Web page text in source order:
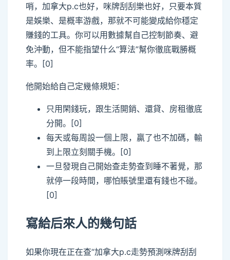
哨，加拿大p.c也好，咪牌刮刮樂也好，只要本質
是娛樂、是概率游戲，那就不可能變成給你穩定
賺錢的工具。你可以用數據幫自己控制節奏、避
免沖動，但不能指望什么“算法”幫你徹底戰勝概
率。[0]
他開始給自己定幾條規矩：
只用閑錢玩，跟生活開銷、還貸、房租徹底
分開。[0]
每天或每周設一個上限，贏了也不加碼，輸
到上限立刻關手機。[0]
一旦發現自己開始查走勢查到睡不著覺，那
就停一段時間，哪怕賬號里還有錢也不碰。
[0]
寫給后來人的幾句話
如果你現在正在查“加拿大p.c走勢預測咪牌刮刮